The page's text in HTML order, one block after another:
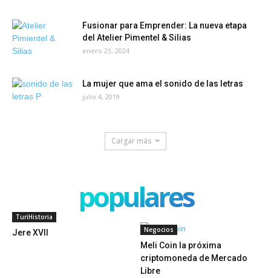
Fusionar para Emprender: La nueva etapa
del Atelier Pimentel & Silias
enero 23, 2024
La mujer que ama el sonido de las letras
julio 4, 2019
Cargar más
populares
TuriHistoria
Jere XVII Negocios
Meli Coin la próxima
criptomoneda de Mercado
Libre